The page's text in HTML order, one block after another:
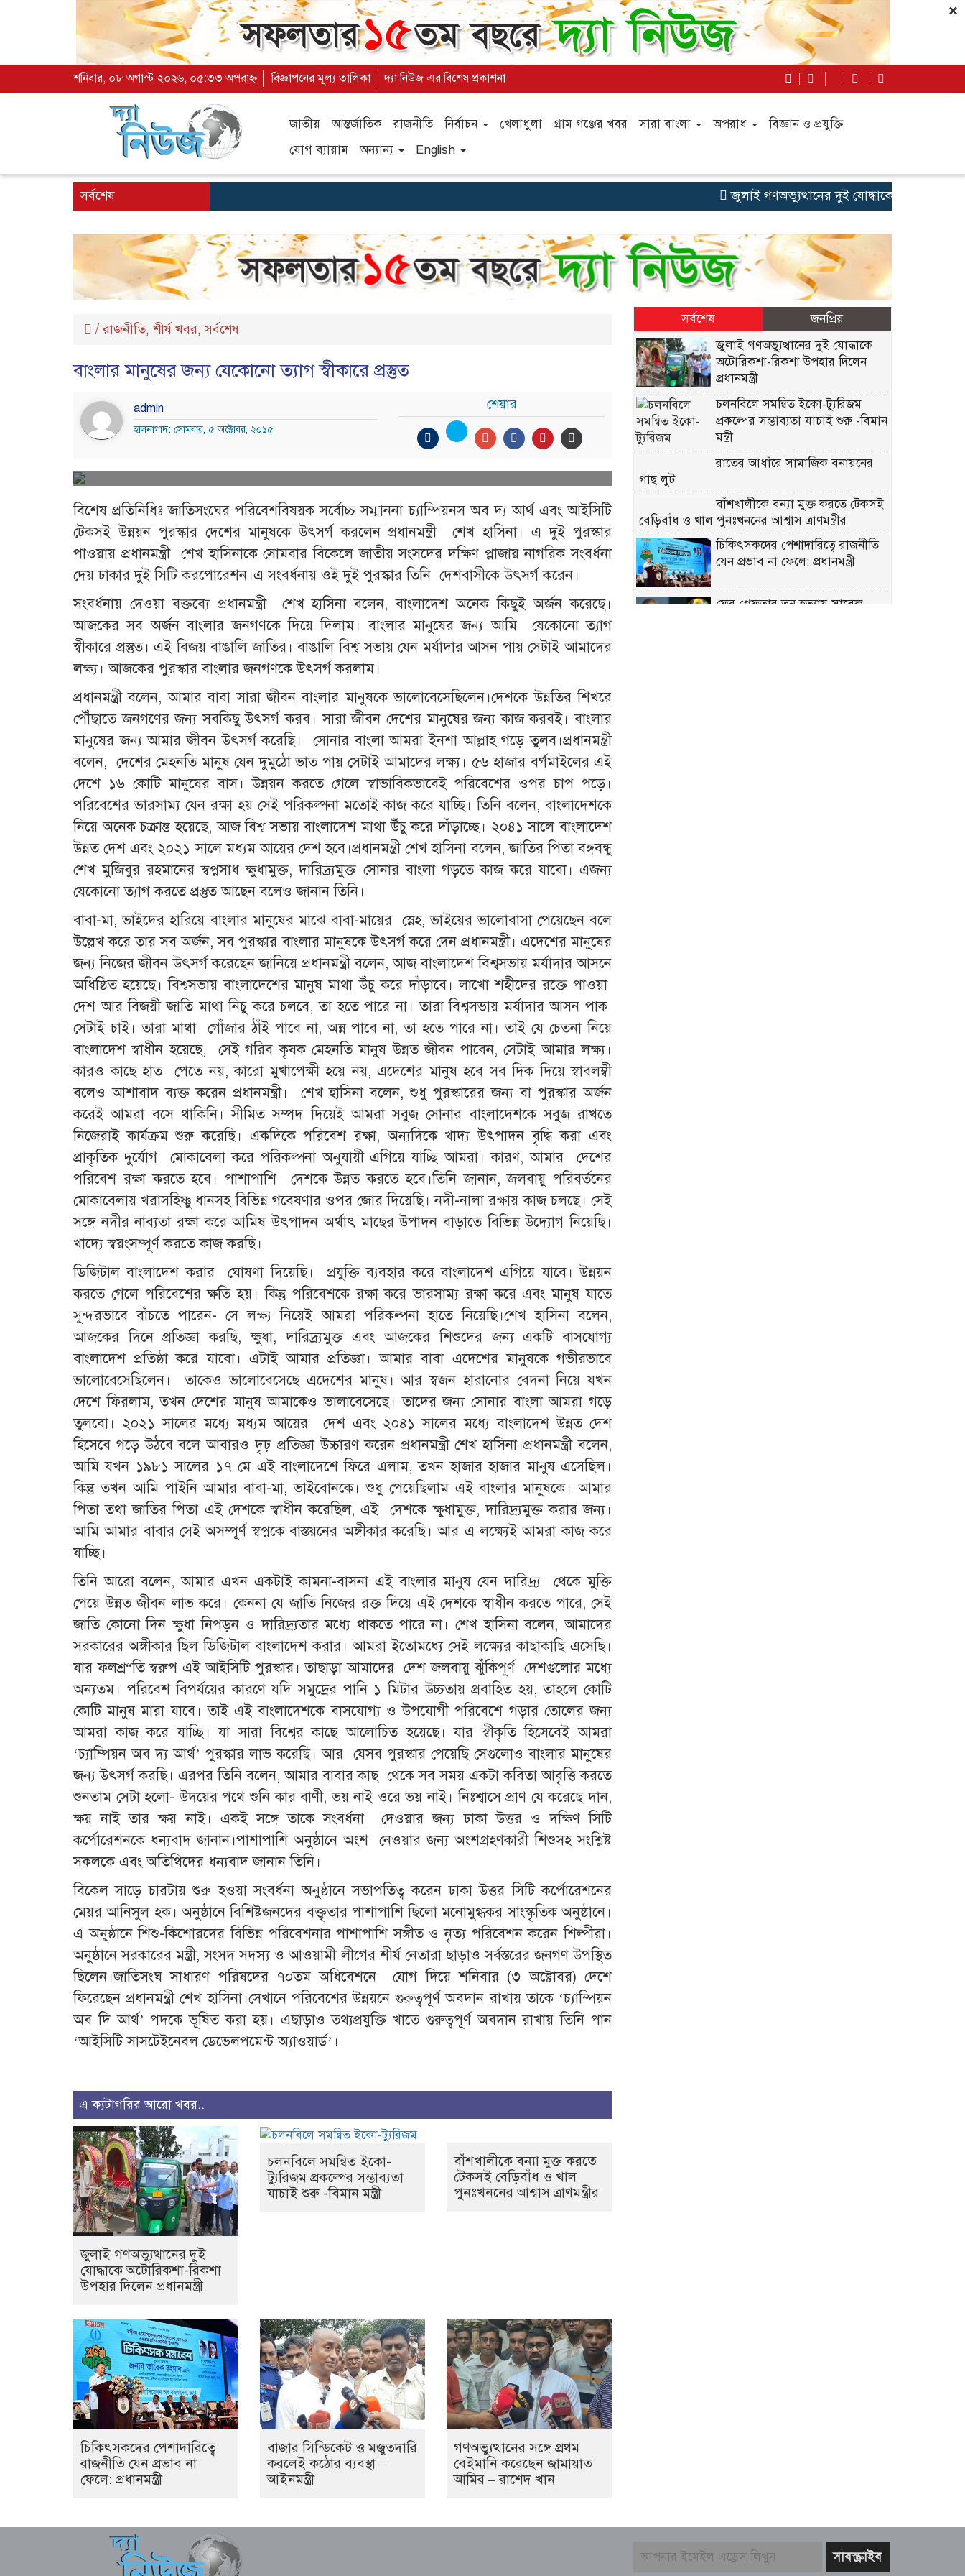
×
শনিবার, ০৮ অগাস্ট ২০২৬, ০৫:৩৩ অপরাহ্ন বিজ্ঞাপনের মূল্য তালিকা দ্যা নিউজ এর বিশেষ প্রকাশনা
জাতীয় আন্তর্জাতিক রাজনীতি নির্বাচন খেলাধুলা গ্রাম গঞ্জের খবর সারা বাংলা অপরাধ
বিজ্ঞান ও প্রযুক্তি
যোগ ব্যায়াম
অন্যান্য English
সর্বশেষ জুলাই গণঅভ্যুত্থানের দুই যোদ্ধাকে অটোরিকশা-রিকশা
/রাজনীতি,শীর্ষ খবর,সর্বশেষ
বাংলার মানুষের জন্য যেকোনো ত্যাগ স্বীকারে প্রস্তুত
admin
হালনাগাদ: সোমবার, ৫ অক্টোবর, ২০১৫
শেয়ার
বিশেষ প্রতিনিধিঃ জাতিসংঘের পরিবেশবিষয়ক সর্বোচ্চ সম্মাননা চ্যাম্পিয়নস অব দ্য আর্থ এবং আইসিটি
টেকসই উন্নয়ন পুরস্কার দেশের মানুষকে উৎসর্গ করলেন প্রধানমন্ত্রী শেখ হাসিনা। এ দুই পুরস্কার
পাওয়ায় প্রধানমন্ত্রী শেখ হাসিনাকে সোমবার বিকেলে জাতীয় সংসদের দক্ষিণ প্লাজায় নাগরিক সংবর্ধনা
দেয় ঢাকার দুই সিটি করপোরেশন।এ সংবর্ধনায় ওই দুই পুরস্কার তিনি দেশবাসীকে উৎসর্গ করেন।
সংবর্ধনায় দেওয়া বক্তব্যে প্রধানমন্ত্রী শেখ হাসিনা বলেন, বাংলাদেশ অনেক কিছুই অর্জন করেছে।
আজকের সব অর্জন বাংলার জনগণকে দিয়ে দিলাম। বাংলার মানুষের জন্য আমি যেকোনো ত্যাগ
স্বীকারে প্রস্তুত। এই বিজয় বাঙালি জাতির। বাঙালি বিশ্ব সভায় যেন মর্যাদার আসন পায় সেটাই আমাদের
লক্ষ্য। আজকের পুরস্কার বাংলার জনগণকে উৎসর্গ করলাম।
প্রধানমন্ত্রী বলেন, আমার বাবা সারা জীবন বাংলার মানুষকে ভালোবেসেছিলেন।দেশকে উন্নতির শিখরে
পৌঁছাতে জনগণের জন্য সবকিছু উৎসর্গ করব। সারা জীবন দেশের মানুষের জন্য কাজ করবই। বাংলার
মানুষের জন্য আমার জীবন উৎসর্গ করেছি। সোনার বাংলা আমরা ইনশা আল্লাহ গড়ে তুলব।প্রধানমন্ত্রী
বলেন, দেশের মেহনতি মানুষ যেন দুমুঠো ভাত পায় সেটাই আমাদের লক্ষ্য। ৫৬ হাজার বর্গমাইলের এই
দেশে ১৬ কোটি মানুষের বাস। উন্নয়ন করতে গেলে স্বাভাবিকভাবেই পরিবেশের ওপর চাপ পড়ে।
পরিবেশের ভারসাম্য যেন রক্ষা হয় সেই পরিকল্পনা মতোই কাজ করে যাচ্ছি। তিনি বলেন, বাংলাদেশকে
নিয়ে অনেক চক্রান্ত হয়েছে, আজ বিশ্ব সভায় বাংলাদেশ মাথা উঁচু করে দাঁড়াচ্ছে। ২০৪১ সালে বাংলাদেশ
উন্নত দেশ এবং ২০২১ সালে মধ্যম আয়ের দেশ হবে।প্রধানমন্ত্রী শেখ হাসিনা বলেন, জাতির পিতা বঙ্গবন্ধু
শেখ মুজিবুর রহমানের স্বপ্নসাধ ক্ষুধামুক্ত, দারিদ্র্যমুক্ত সোনার বাংলা গড়তে কাজ করে যাবো। এজন্য
যেকোনো ত্যাগ করতে প্রস্তুত আছেন বলেও জানান তিনি।
বাবা-মা, ভাইদের হারিয়ে বাংলার মানুষের মাঝে বাবা-মায়ের স্নেহ, ভাইয়ের ভালোবাসা পেয়েছেন বলে
উল্লেখ করে তার সব অর্জন, সব পুরস্কার বাংলার মানুষকে উৎসর্গ করে দেন প্রধানমন্ত্রী। এদেশের মানুষের
জন্য নিজের জীবন উৎসর্গ করেছেন জানিয়ে প্রধানমন্ত্রী বলেন, আজ বাংলাদেশ বিশ্বসভায় মর্যাদার আসনে
অধিষ্ঠিত হয়েছে। বিশ্বসভায় বাংলাদেশের মানুষ মাথা উঁচু করে দাঁড়াবে। লাখো শহীদের রক্তে পাওয়া
দেশ আর বিজয়ী জাতি মাথা নিচু করে চলবে, তা হতে পারে না। তারা বিশ্বসভায় মর্যাদার আসন পাক
সেটাই চাই। তারা মাথা গোঁজার ঠাঁই পাবে না, অন্ন পাবে না, তা হতে পারে না। তাই যে চেতনা নিয়ে
বাংলাদেশ স্বাধীন হয়েছে, সেই গরিব কৃষক মেহনতি মানুষ উন্নত জীবন পাবেন, সেটাই আমার লক্ষ্য।
কারও কাছে হাত পেতে নয়, কারো মুখাপেক্ষী হয়ে নয়, এদেশের মানুষ হবে সব দিক দিয়ে স্বাবলম্বী
বলেও আশাবাদ ব্যক্ত করেন প্রধানমন্ত্রী। শেখ হাসিনা বলেন, শুধু পুরস্কারের জন্য বা পুরস্কার অর্জন
করেই আমরা বসে থাকিনি। সীমিত সম্পদ দিয়েই আমরা সবুজ সোনার বাংলাদেশকে সবুজ রাখতে
নিজেরাই কার্যক্রম শুরু করেছি। একদিকে পরিবেশ রক্ষা, অন্যদিকে খাদ্য উৎপাদন বৃদ্ধি করা এবং
প্রাকৃতিক দুর্যোগ মোকাবেলা করে পরিকল্পনা অনুযায়ী এগিয়ে যাচ্ছি আমরা। কারণ, আমার দেশের
পরিবেশ রক্ষা করতে হবে। পাশাপাশি দেশকে উন্নত করতে হবে।তিনি জানান, জলবায়ু পরিবর্তনের
মোকাবেলায় খরাসহিষ্ণু ধানসহ বিভিন্ন গবেষণার ওপর জোর দিয়েছি। নদী-নালা রক্ষায় কাজ চলছে। সেই
সঙ্গে নদীর নাব্যতা রক্ষা করে আমিষ উৎপাদন অর্থাৎ মাছের উপাদন বাড়াতে বিভিন্ন উদ্যোগ নিয়েছি।
খাদ্যে স্বয়ংসম্পূর্ণ করতে কাজ করছি।
ডিজিটাল বাংলাদেশ করার ঘোষণা দিয়েছি। প্রযুক্তি ব্যবহার করে বাংলাদেশ এগিয়ে যাবে। উন্নয়ন
করতে গেলে পরিবেশের ক্ষতি হয়। কিন্তু পরিবেশকে রক্ষা করে ভারসাম্য রক্ষা করে এবং মানুষ যাতে
সুন্দরভাবে বাঁচতে পারেন- সে লক্ষ্য নিয়েই আমরা পরিকল্পনা হাতে নিয়েছি।শেখ হাসিনা বলেন,
আজকের দিনে প্রতিজ্ঞা করছি, ক্ষুধা, দারিদ্র্যমুক্ত এবং আজকের শিশুদের জন্য একটি বাসযোগ্য
বাংলাদেশ প্রতিষ্ঠা করে যাবো। এটাই আমার প্রতিজ্ঞা। আমার বাবা এদেশের মানুষকে গভীরভাবে
ভালোবেসেছিলেন। তাকেও ভালোবেসেছে এদেশের মানুষ। আর স্বজন হারানোর বেদনা নিয়ে যখন
দেশে ফিরলাম, তখন দেশের মানুষ আমাকেও ভালাবেসেছে। তাদের জন্য সোনার বাংলা আমরা গড়ে
তুলবো। ২০২১ সালের মধ্যে মধ্যম আয়ের দেশ এবং ২০৪১ সালের মধ্যে বাংলাদেশ উন্নত দেশ
হিসেবে গড়ে উঠবে বলে আবারও দৃঢ় প্রতিজ্ঞা উচ্চারণ করেন প্রধানমন্ত্রী শেখ হাসিনা।প্রধানমন্ত্রী বলেন,
আমি যখন ১৯৮১ সালের ১৭ মে এই বাংলাদেশে ফিরে এলাম, তখন হাজার হাজার মানুষ এসেছিল।
কিন্তু তখন আমি পাইনি আমার বাবা-মা, ভাইবোনকে। শুধু পেয়েছিলাম এই বাংলার মানুষকে। আমার
পিতা তথা জাতির পিতা এই দেশকে স্বাধীন করেছিল, এই দেশকে ক্ষুধামুক্ত, দারিদ্র্যমুক্ত করার জন্য।
আমি আমার বাবার সেই অসম্পূর্ণ স্বপ্নকে বাস্তয়নের অঙ্গীকার করেছি। আর এ লক্ষ্যেই আমরা কাজ করে
যাচ্ছি।
তিনি আরো বলেন, আমার এখন একটাই কামনা-বাসনা এই বাংলার মানুষ যেন দারিদ্র্য থেকে মুক্তি
পেয়ে উন্নত জীবন লাভ করে। কেননা যে জাতি নিজের রক্ত দিয়ে এই দেশকে স্বাধীন করতে পারে, সেই
জাতি কোনো দিন ক্ষুধা নিপড়ন ও দারিদ্র্যতার মধ্যে থাকতে পারে না। শেখ হাসিনা বলেন, আমাদের
সরকারের অঙ্গীকার ছিল ডিজিটাল বাংলাদেশ করার। আমরা ইতোমধ্যে সেই লক্ষ্যের কাছাকাছি এসেছি।
যার ফলশ্র“তি স্বরুপ এই আইসিটি পুরস্কার। তাছাড়া আমাদের দেশ জলবায়ু ঝুঁকিপূর্ণ দেশগুলোর মধ্যে
অন্যতম। পরিবেশ বিপর্যয়ের কারণে যদি সমুদ্রের পানি ১ মিটার উচ্চতায় প্রবাহিত হয়, তাহলে কোটি
কোটি মানুষ মারা যাবে। তাই এই বাংলাদেশকে বাসযোগ্য ও উপযোগী পরিবেশে গড়ার তোলের জন্য
আমরা কাজ করে যাচ্ছি। যা সারা বিশ্বের কাছে আলোচিত হয়েছে। যার স্বীকৃতি হিসেবেই আমরা
‘চ্যাম্পিয়ন অব দ্য আর্থ’ পুরস্কার লাভ করেছি। আর যেসব পুরস্কার পেয়েছি সেগুলোও বাংলার মানুষের
জন্য উৎসর্গ করছি। এরপর তিনি বলেন, আমার বাবার কাছ থেকে সব সময় একটা কবিতা আবৃত্তি করতে
শুনতাম সেটা হলো- উদয়ের পথে শুনি কার বাণী, ভয় নাই ওরে ভয় নাই। নিঃশ্বাসে প্রাণ যে করেছে দান,
ক্ষয় নাই তার ক্ষয় নাই। একই সঙ্গে তাকে সংবর্ধনা দেওয়ার জন্য ঢাকা উত্তর ও দক্ষিণ সিটি
কর্পোরেশনকে ধন্যবাদ জানান।পাশাপাশি অনুষ্ঠানে অংশ নেওয়ার জন্য অংশগ্রহণকারী শিশুসহ সংশ্লিষ্ট
সকলকে এবং অতিথিদের ধন্যবাদ জানান তিনি।
বিকেল সাড়ে চারটায় শুরু হওয়া সংবর্ধনা অনুষ্ঠানে সভাপতিত্ব করেন ঢাকা উত্তর সিটি কর্পোরেশনের
মেয়র আনিসুল হক। অনুষ্ঠানে বিশিষ্টজনদের বক্তৃতার পাশাপাশি ছিলো মনোমুগ্ধকর সাংস্কৃতিক অনুষ্ঠানে।
এ অনুষ্ঠানে শিশু-কিশোরদের বিভিন্ন পরিবেশনার পাশাপাশি সঙ্গীত ও নৃত্য পরিবেশন করেন শিল্পীরা।
অনুষ্ঠানে সরকারের মন্ত্রী, সংসদ সদস্য ও আওয়ামী লীগের শীর্ষ নেতারা ছাড়াও সর্বস্তরের জনগণ উপস্থিত
ছিলেন।জাতিসংঘ সাধারণ পরিষদের ৭০তম অধিবেশনে যোগ দিয়ে শনিবার (৩ অক্টোবর) দেশে
ফিরেছেন প্রধানমন্ত্রী শেখ হাসিনা।সেখানে পরিবেশের উন্নয়নে গুরুত্বপূর্ণ অবদান রাখায় তাকে ‘চ্যাম্পিয়ন
অব দি আর্থ’ পদকে ভূষিত করা হয়। এছাড়াও তথ্যপ্রযুক্তি খাতে গুরুত্বপূর্ণ অবদান রাখায় তিনি পান
‘আইসিটি সাসটেইনেবল ডেভেলপমেন্ট অ্যাওয়ার্ড’।
এ ক্যটাগরির আরো খবর..
জুলাই গণঅভ্যুত্থানের দুই
যোদ্ধাকে অটোরিকশা-রিকশা
উপহার দিলেন প্রধানমন্ত্রী
চলনবিলে সমন্বিত ইকো-
ট্যুরিজম প্রকল্পের সম্ভাব্যতা
যাচাই শুরু -বিমান মন্ত্রী
বাঁশখালীকে বন্যা মুক্ত করতে
টেকসই বেড়িবাঁধ ও খাল
পুনঃখননের আশ্বাস ত্রাণমন্ত্রীর
চিকিৎসকদের পেশাদারিত্বে
রাজনীতি যেন প্রভাব না
ফেলে: প্রধানমন্ত্রী
বাজার সিন্ডিকেট ও মজুতদারি
করলেই কঠোর ব্যবস্থা –
আইনমন্ত্রী
গণঅভ্যুত্থানের সঙ্গে প্রথম
বেইমানি করেছেন জামায়াত
আমির – রাশেদ খান
সর্বশেষ
জনপ্রিয়
জুলাই গণঅভ্যুত্থানের দুই যোদ্ধাকে
অটোরিকশা-রিকশা উপহার দিলেন
প্রধানমন্ত্রী
চলনবিলে সমন্বিত ইকো-ট্যুরিজম
প্রকল্পের সম্ভাব্যতা যাচাই শুরু -বিমান
মন্ত্রী
রাতের আধাঁরে সামাজিক বনায়নের
গাছ লুট
বাঁশখালীকে বন্যা মুক্ত করতে টেকসই
বেড়িবাঁধ ও খাল পুনঃখননের আশ্বাস ত্রাণমন্ত্রীর
চিকিৎসকদের পেশাদারিত্বে রাজনীতি
যেন প্রভাব না ফেলে: প্রধানমন্ত্রী
ফের গ্রেফতার তনু হত্যায় সাবেক